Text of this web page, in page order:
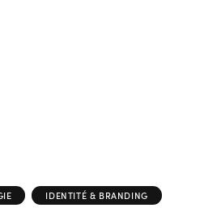
IDENTITÉ & BRANDING